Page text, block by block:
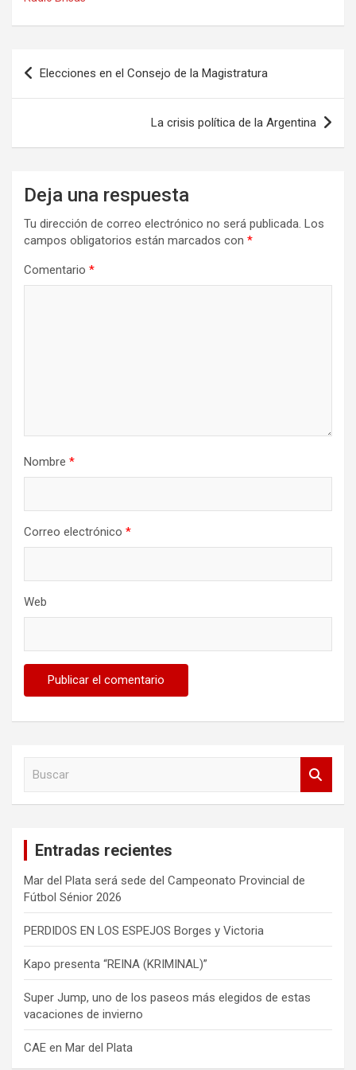
b
o
k
o
d
n
ar
Navegación
de
Elecciones en el Consejo de la Magistratura
La crisis política de la Argentina
Deja una respuesta
Tu dirección de correo electrónico no será publicada. Los
campos obligatorios están marcados con *
Comentario *
Nombre *
Correo electrónico *
Web
Entradas recientes
Mar del Plata será sede del Campeonato Provincial de
Fútbol Sénior 2026
PERDIDOS EN LOS ESPEJOS Borges y Victoria
Kapo presenta “REINA (KRIMINAL)”
Super Jump, uno de los paseos más elegidos de estas
vacaciones de invierno
CAE en Mar del Plata